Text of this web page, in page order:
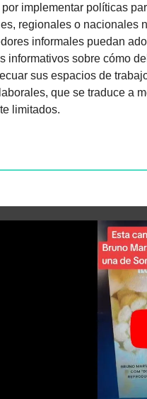
implementar políticas
regionales o nacionales
informales puedan
informativos sobre cómo
sus espacios de
que se traduce a
limitados.